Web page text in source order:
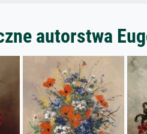
autorstwa